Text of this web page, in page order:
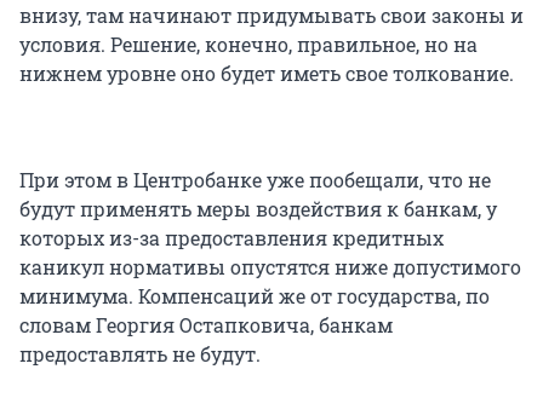
внизу, там начинают придумывать свои законы и
условия. Решение, конечно, правильное, но на
нижнем уровне оно будет иметь свое толкование.
При этом в Центробанке уже пообещали, что не
будут применять меры воздействия к банкам, у
которых из-за предоставления кредитных
каникул нормативы опустятся ниже допустимого
минимума. Компенсаций же от государства, по
словам Георгия Остапковича, банкам
предоставлять не будут.